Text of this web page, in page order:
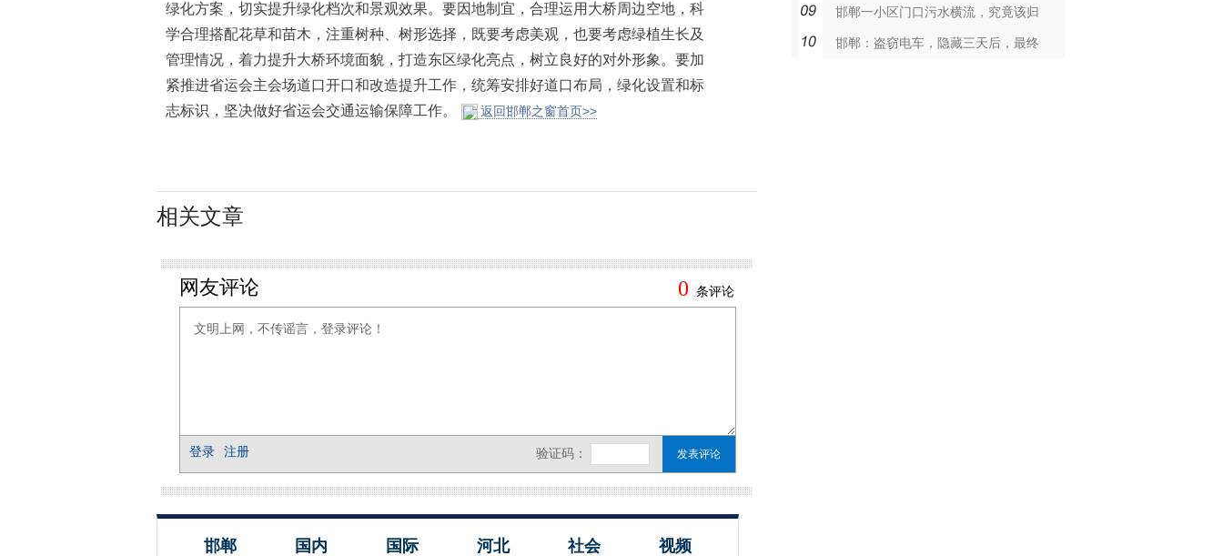
绿化方案，切实提升绿化档次和景观效果。要因地制宜，合理运用大桥周边空地，科
学合理搭配花草和苗木，注重树种、树形选择，既要考虑美观，也要考虑绿植生长及
管理情况，着力提升大桥环境面貌，打造东区绿化亮点，树立良好的对外形象。要加
紧推进省运会主会场道口开口和改造提升工作，统筹安排好道口布局，绿化设置和标
志标识，坚决做好省运会交通运输保障工作。
返回邯郸之窗首页>>
相关文章
邯郸 国内 国际 河北 社会 视频
邯郸一小区门口污水横流，究竟该归
邯郸：盗窃电车，隐藏三天后，最终